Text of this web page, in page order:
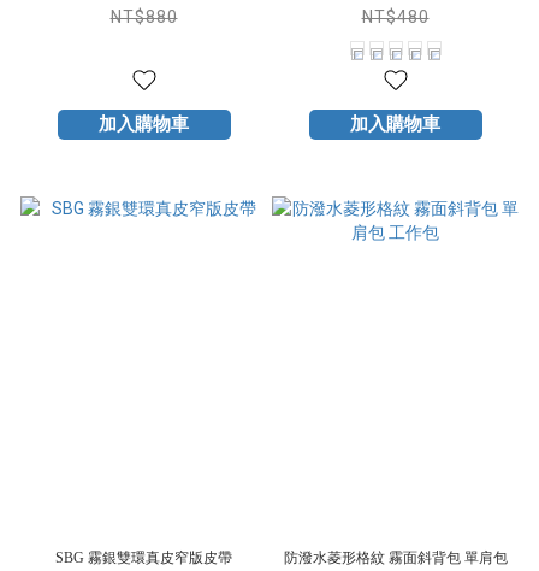
NT$880
加入購物車
NT$480
加入購物車
SBG 霧銀雙環真皮窄版皮帶
防潑水菱形格紋 霧面斜背包 單肩包